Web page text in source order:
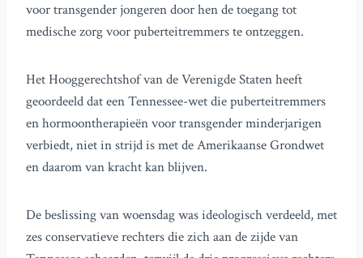
voor transgender jongeren door hen de toegang tot
medische zorg voor puberteitremmers te ontzeggen.
Het Hooggerechtshof van de Verenigde Staten heeft
geoordeeld dat een Tennessee-wet die puberteitremmers
en hormoontherapieën voor transgender minderjarigen
verbiedt, niet in strijd is met de Amerikaanse Grondwet
en daarom van kracht kan blijven.
De beslissing van woensdag was ideologisch verdeeld, met
zes conservatieve rechters die zich aan de zijde van